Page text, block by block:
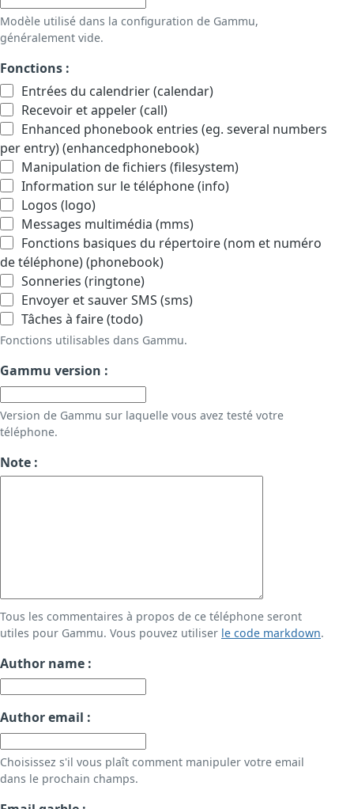
Modèle utilisé dans la configuration de Gammu,
généralement vide.
Fonctions :
Entrées du calendrier (calendar)
Recevoir et appeler (call)
Enhanced phonebook entries (eg. several numbers
per entry) (enhancedphonebook)
Manipulation de fichiers (filesystem)
Information sur le téléphone (info)
Logos (logo)
Messages multimédia (mms)
Fonctions basiques du répertoire (nom et numéro
de téléphone) (phonebook)
Sonneries (ringtone)
Envoyer et sauver SMS (sms)
Tâches à faire (todo)
Fonctions utilisables dans Gammu.
Gammu version :
Version de Gammu sur laquelle vous avez testé votre
téléphone.
Note :
Tous les commentaires à propos de ce téléphone seront
utiles pour Gammu. Vous pouvez utiliser le code markdown.
Author name :
Author email :
Choisissez s'il vous plaît comment manipuler votre email
dans le prochain champs.